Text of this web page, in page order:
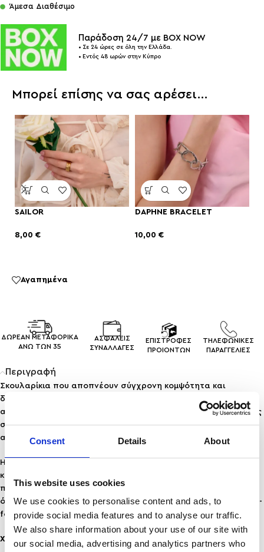
Consent Details About
This website uses cookies
We use cookies to personalise content and ads, to
provide social media features and to analyse our traffic.
We also share information about your use of our site with
our social media, advertising and analytics partners who
Άμεσα Διαθέσιμο
Παράδοση 24/7 με BOX NOW
• Σε 24 ώρες σε όλη την Ελλάδα.
• Εντός 48 ωρών στην Κύπρο
Μπορεί επίσης να σας αρέσει…
SAILOR
8,00 €
DAPHNE BRACELET
10,00 €
Αγαπημένα
ΔΩΡΕΑΝ ΜΕΤΑΦΟΡΙΚΑ
ΑΝΩ ΤΩΝ 35
ΑΣΦΑΛΕΙΣ
ΣΥΝΑΛΛΑΓEΣ
ΕΠΙΣΤΡΟΦΕΣ
ΠΡΟΙΟΝΤΩΝ
ΤΗΛΕΦΩΝΙΚΕΣ
ΠΑΡΑΓΓΕΛΙΕΣ
Περιγραφή
Σκουλαρίκια που αποπνέουν σύγχρονη κομψότητα και
δυναμικό χαρακτήρα. Ο ιδιαίτερος σχεδιασμός τους
αποτελείται από διαδοχικούς μεταλλικούς κρίκους με ελαφρώς
σφυρήλατη υφή, δημιουργώντας ένα εντυπωσιακό, επιμήκες
αποτέλεσμα που κινείται διακριτικά με κάθε κίνηση.
Η ασημί απόχρωση τους χαρίζει minimal πολυτέλεια και τα
καθιστά ιδανικά για να αναδείξουν τόσο καθημερινά όσο και
πιο βραδινά σύνολα. Το statement μήκος τους πλαισιώνει
όμορφα το πρόσωπο, προσθέτοντας μια μοντέρνα και fashion-
forward πινελιά στο look.
Χαρακτηριστικά: